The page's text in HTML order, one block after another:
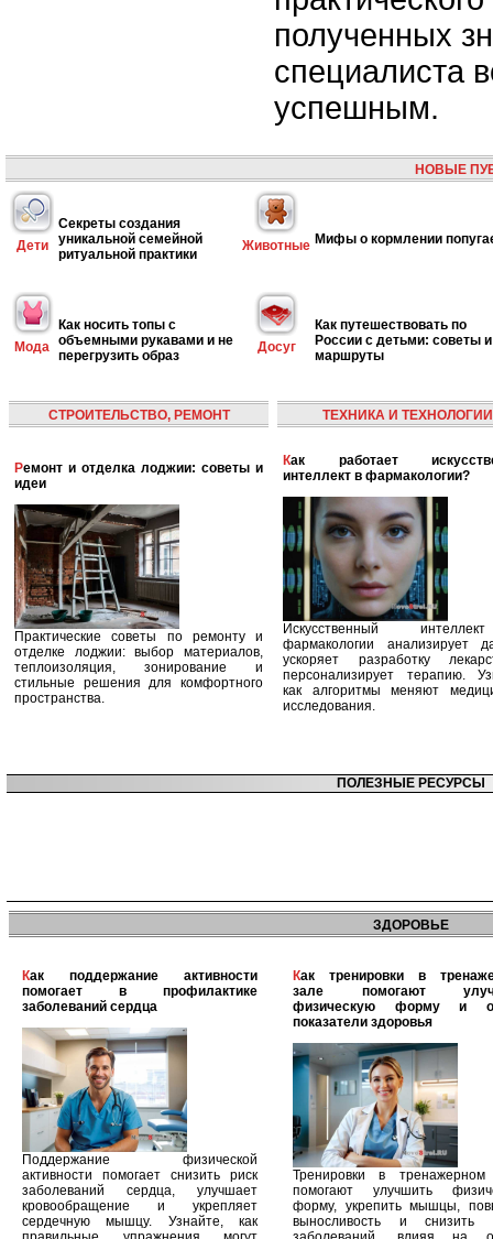
полученных
специалиста
успешным.
НОВЫЕ
Дети
Секреты создания
уникальной семейной
ритуальной практики
Животные Мифы о кормлении
Мода
Как носить топы с
объемными рукавами и не
перегрузить образ
Досуг
Как путешествовать по
России с детьми: советы и
маршруты
СТРОИТЕЛЬСТВО, РЕМОНТ
Ремонт и отделка лоджии: советы и
идеи
Практические советы по ремонту и
отделке лоджии: выбор материалов,
теплоизоляция, зонирование и
стильные решения для комфортного
пространства.
ТЕХНИКА И ТЕХНОЛОГИИ
Как работает искусственный
интеллект в фармакологии?
Искусственный
фармакологии анализирует
ускоряет разработку
персонализирует терапию.
как алгоритмы меняют
исследования.
ПОЛЕЗНЫЕ РЕСУРСЫ
ЗДОРОВЬЕ
Как поддержание активности
помогает в профилактике
заболеваний сердца
Поддержание физической
активности помогает снизить риск
заболеваний сердца, улучшает
кровообращение и укрепляет
сердечную мышцу. Узнайте, как
Как тренировки в тренажерном
зале помогают
физическую форму и
показатели здоровья
Тренировки в тренажерном
помогают улучшить
форму, укрепить мышцы,
выносливость и снизить